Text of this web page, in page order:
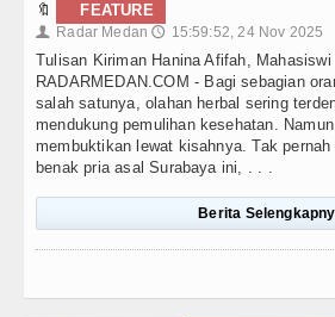
🔖 FEATURE
👤 Radar Medan 🕔 15:59:52, 24 Nov 2025
Tulisan Kiriman Hanina Afifah,
RADARMEDAN.COM - Bagi sebagian
salah satunya, olahan herbal sering
mendukung pemulihan kesehatan.
membuktikan lewat kisahnya. Tak
benak pria asal Surabaya ini, . . .
Berita